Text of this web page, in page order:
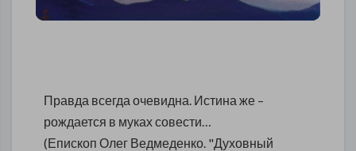
Правда всегда очевидна. Истина же –
рождается в муках совести…
(Епископ Олег Ведмеденко. "Духовный